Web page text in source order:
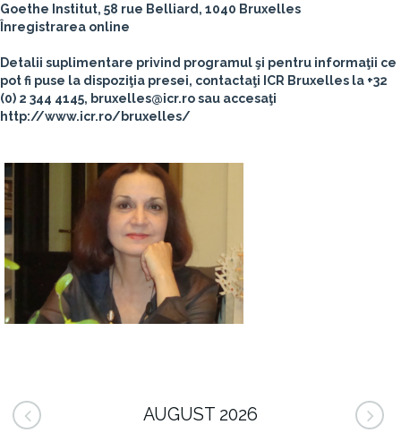
Goethe Institut, 58 rue Belliard, 1040 Bruxelles
Înregistrarea online
Detalii suplimentare privind programul şi pentru informaţii ce
pot fi puse la dispoziţia presei, contactaţi ICR Bruxelles la +32
(0) 2 344 4145, bruxelles@icr.ro sau accesaţi
http://www.icr.ro/bruxe lles/
AUGUST 2026